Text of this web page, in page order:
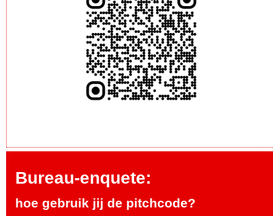
Bureau-enquete:
hoe gebruik jij de pitchcode?